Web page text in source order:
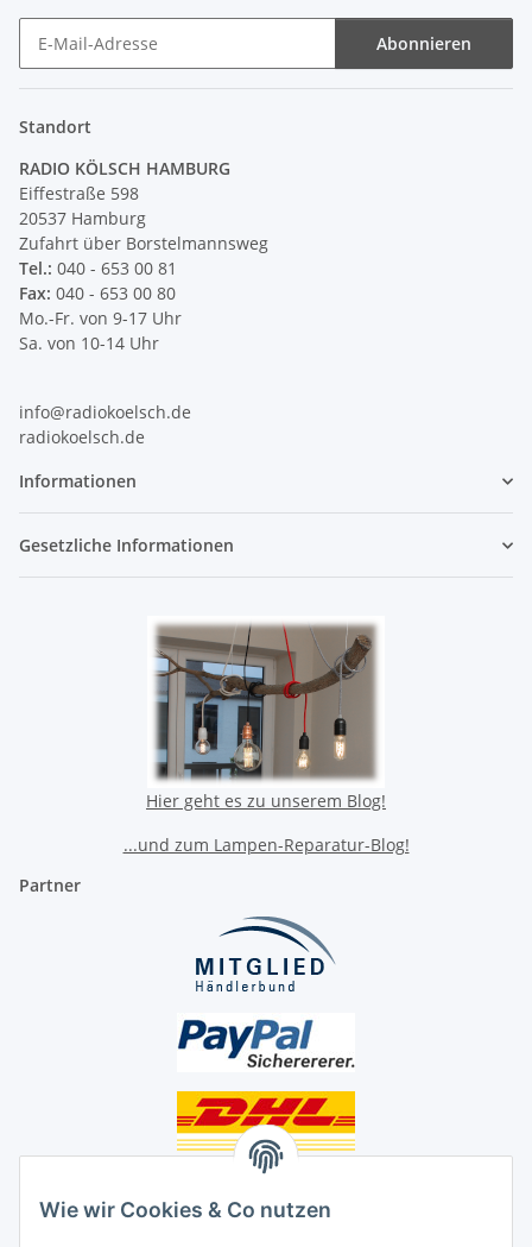
Wie wir Cookies & Co nutzen
Abonnieren
Standort
RADIO KÖLSCH HAMBURG
Eiffestraße 598
20537 Hamburg
Zufahrt über Borstelmannsweg
Tel.: 040 - 653 00 81
Fax: 040 - 653 00 80
Mo.-Fr. von 9-17 Uhr
Sa. von 10-14 Uhr
info@radiokoelsch.de
radiokoelsch.de
Informationen
Gesetzliche Informationen
Hier geht es zu unserem Blog!
...und zum Lampen-Reparatur-Blog!
Partner